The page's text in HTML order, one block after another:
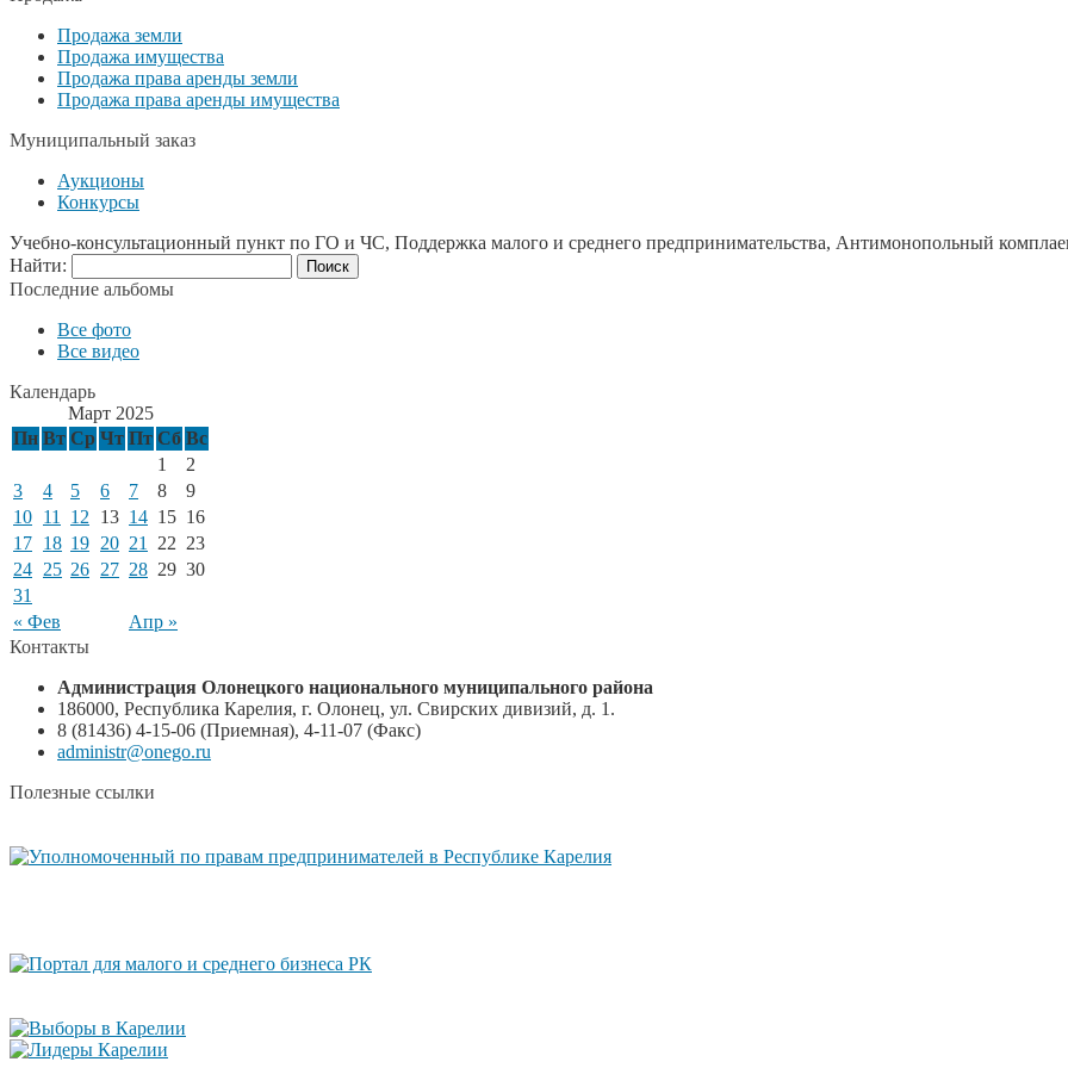
Продажа земли
Продажа имущества
Продажа права аренды земли
Продажа права аренды имущества
Муниципальный заказ
Аукционы
Конкурсы
Учебно-консультационный пункт по ГО и ЧС, Поддержка малого и среднего предпринимательства, Антимонопольный
Найти:
Последние альбомы
Все фото
Все видео
Календарь
Март 2025
Пн Вт Ср Чт Пт Сб Вс
« Фев Апр »
1
2
3
4 5 6 7 8
9
10 11 12 13 14 15 16
17 18 19 20 21 22 23
24 25 26 27 28 29 30
31
Контакты
Администрация Олонецкого национального муниципального района
186000, Республика Карелия, г. Олонец, ул. Свирских дивизий, д. 1.
8 (81436) 4-15-06 (Приемная), 4-11-07 (Факс)
administr@onego.ru
Полезные ссылки